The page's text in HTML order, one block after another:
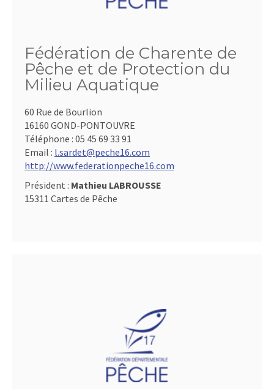
Fédération de Charente de
Pêche et de Protection du
Milieu Aquatique
60 Rue de Bourlion
16160 GOND-PONTOUVRE
Téléphone : 05 45 69 33 91
Email : l.sardet@peche16.com
http://www.federationpeche16.com
Président : Mathieu LABROUSSE
15311 Cartes de Pêche